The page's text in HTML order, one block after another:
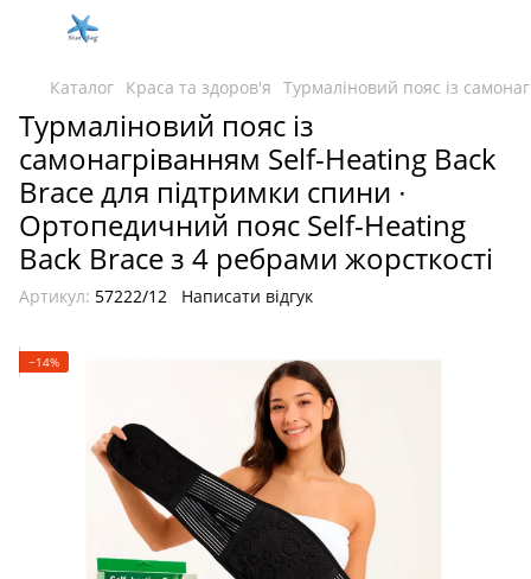
Каталог Краса та здоров'я Турмаліновий пояс із
Турмаліновий пояс із
самонагріванням Self-Heating Back
Brace для підтримки спини ∙
Ортопедичний пояс Self-Heating
Back Brace з 4 ребрами жорсткості
Артикул: 57222/12 Написати відгук
−14%